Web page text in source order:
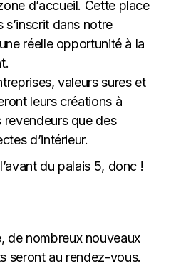
d’accueil. Cette place
s’inscrit dans notre
réelle opportunité à la
valeurs sures et
leurs créations à
que des
d’intérieur.
du palais 5, donc !
de nombreux nouveaux
seront au rendez-vous.